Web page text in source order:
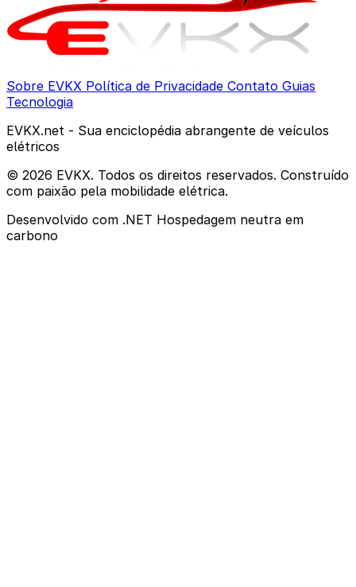
Sobre EVKX Política de Privacidade Contato Guias
Tecnologia
EVKX.net - Sua enciclopédia abrangente de veículos
elétricos
© 2026 EVKX. Todos os direitos reservados. Construído
com paixão pela mobilidade elétrica.
Desenvolvido com .NET Hospedagem neutra em
carbono